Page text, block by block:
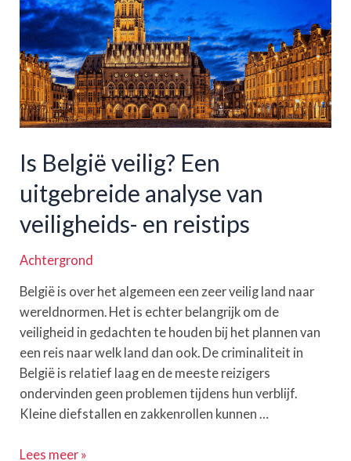
&
meer
Is België veilig? Een
uitgebreide analyse van
veiligheids- en reistips
Achtergrond
België is over het algemeen een zeer veilig land naar
wereldnormen. Het is echter belangrijk om de
veiligheid in gedachten te houden bij het plannen van
een reis naar welk land dan ook. De criminaliteit in
België is relatief laag en de meeste reizigers
ondervinden geen problemen tijdens hun verblijf.
Kleine diefstallen en zakkenrollen kunnen …
Is
Lees meer »